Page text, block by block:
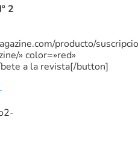
2
producto/
» color=»red»
a la revista[/button]